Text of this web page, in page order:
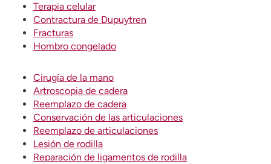
Terapia celular
Contractura de Dupuytren
Fracturas
Hombro congelado
Cirugía de la mano
Artroscopia de cadera
Reemplazo de cadera
Conservación de las articulaciones
Reemplazo de articulaciones
Lesión de rodilla
Reparación de ligamentos de rodilla